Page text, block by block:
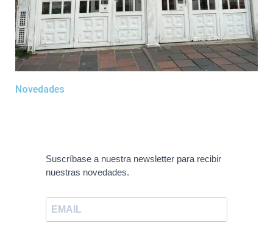
Novedades
Suscríbase a nuestra newsletter para recibir
nuestras novedades.